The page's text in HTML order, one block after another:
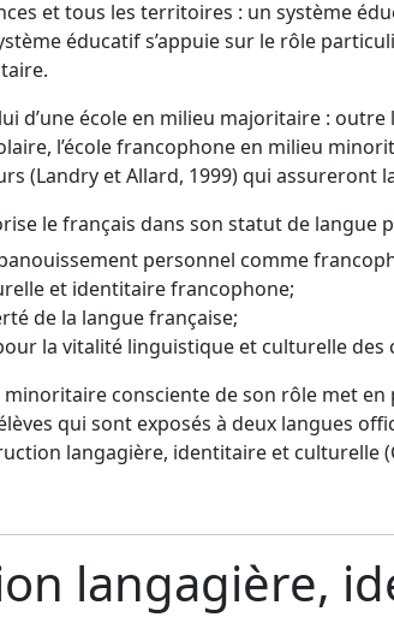
et tous les territoires : un système
éducatif s’appuie sur le rôle
d’une école en milieu majoritaire :
l’école francophone en milieu
(Landry et Allard, 1999) qui assureront
le français dans son statut de langue
personnel comme
et identitaire francophone;
de la langue française;
la vitalité linguistique et culturelle
minoritaire consciente de son rôle met
qui sont exposés à deux langues
langagière, identitaire et culturelle
langagière,